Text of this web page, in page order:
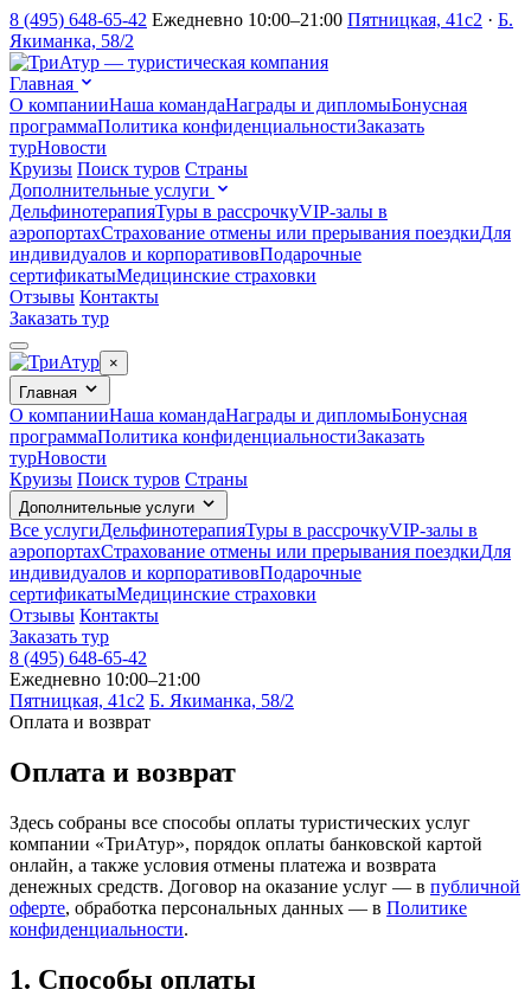
8 (495) 648-65-42 Ежедневно 10:00–21:00 Пятницкая, 41с2 · Б.
Якиманка, 58/2
Главная
О компанииНаша командаНаграды и дипломыБонусная
программаПолитика конфиденциальностиЗаказать
турНовости
Круизы Поиск туров Страны
Дополнительные услуги
ДельфинотерапияТуры в рассрочкуVIP-залы в
аэропортахСтрахование отмены или прерывания поездкиДля
индивидуалов и корпоративовПодарочные
сертификатыМедицинские страховки
Отзывы Контакты
Заказать тур
×
Главная
О компанииНаша командаНаграды и дипломыБонусная
программаПолитика конфиденциальностиЗаказать
турНовости
Круизы Поиск туров Страны
Дополнительные услуги
Все услугиДельфинотерапияТуры в рассрочкуVIP-залы в
аэропортахСтрахование отмены или прерывания поездкиДля
индивидуалов и корпоративовПодарочные
сертификатыМедицинские страховки
Отзывы Контакты
Заказать тур
8 (495) 648-65-42
Ежедневно 10:00–21:00
Пятницкая, 41с2 Б. Якиманка, 58/2
Оплата и возврат
Оплата и возврат
Здесь собраны все способы оплаты туристических услуг
компании «ТриАтур», порядок оплаты банковской картой
онлайн, а также условия отмены платежа и возврата
денежных средств. Договор на оказание услуг — в публичной
оферте, обработка персональных данных — в Политике
конфиденциальности.
1. Способы оплаты